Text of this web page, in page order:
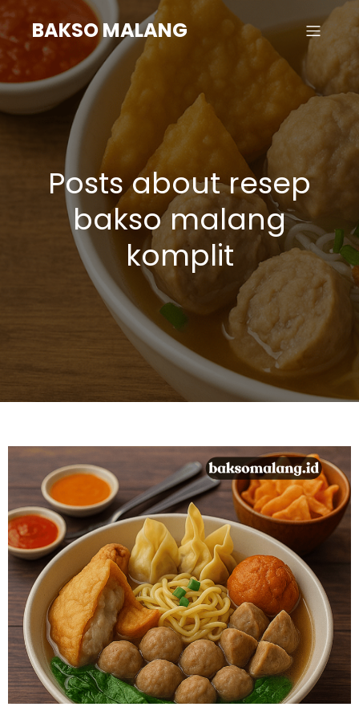
BAKSO MALANG
Posts about resep
bakso malang
komplit